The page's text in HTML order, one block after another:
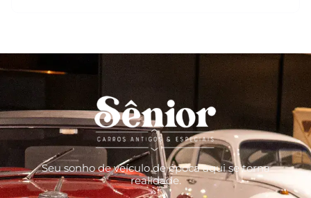
Seu sonho de veículo de época aqui se torna
realidade.